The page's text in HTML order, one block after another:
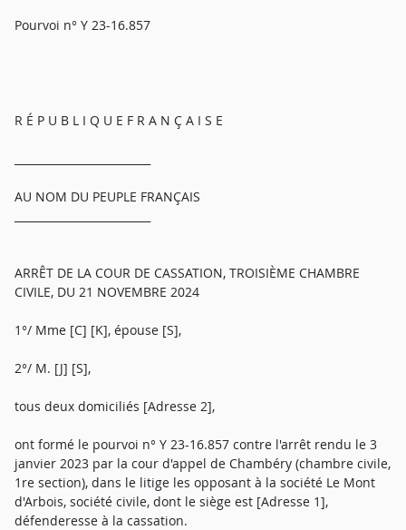
Pourvoi n° Y 23-16.857
R É P U B L I Q U E F R A N Ç A I S E
AU NOM DU PEUPLE FRANÇAIS
ARRÊT DE LA COUR DE CASSATION, TROISIÈME CHAMBRE
CIVILE, DU 21 NOVEMBRE 2024
1°/ Mme [C] [K], épouse [S],
2°/ M. [J] [S],
tous deux domiciliés [Adresse 2],
ont formé le pourvoi n° Y 23-16.857 contre l'arrêt rendu le 3
janvier 2023 par la cour d'appel de Chambéry (chambre civile,
1re section), dans le litige les opposant à la société Le Mont
d'Arbois, société civile, dont le siège est [Adresse 1],
défenderesse à la cassation.